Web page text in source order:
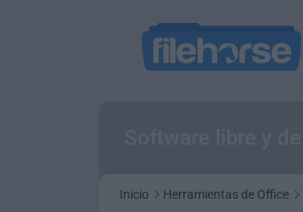
Inicio Herramientas de Office